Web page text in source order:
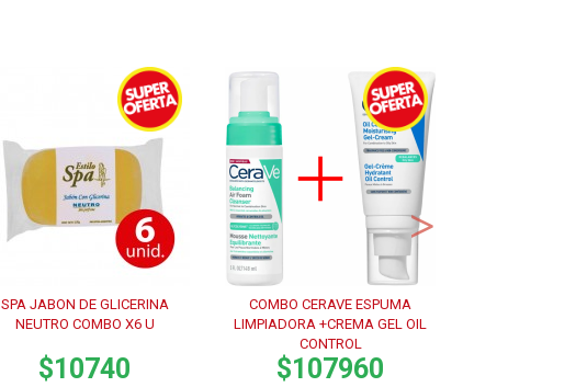
SPA JABON DE GLICERINA
NEUTRO COMBO X6 U
$10740
COMBO CERAVE ESPUMA
LIMPIADORA +CREMA GEL OIL
CONTROL
$107960